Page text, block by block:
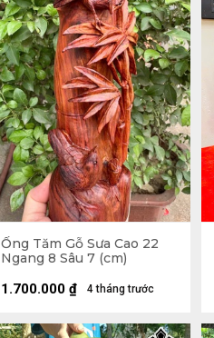
Ống Tăm Gỗ Sưa Cao 22
Ngang 8 Sâu 7 (cm)
4 tháng trước
1.700.000 ₫